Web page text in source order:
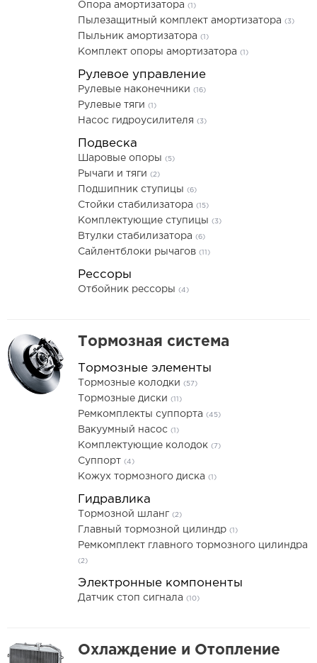
Опора амортизатора (1)
Пылезащитный комплект амортизатора (3)
Пыльник амортизатора (1)
Комплект опоры амортизатора (1)
Рулевое управление
Рулевые наконечники (16)
Рулевые тяги (1)
Насос гидроусилителя (3)
Подвеска
Шаровые опоры (5)
Рычаги и тяги (2)
Подшипник ступицы (6)
Стойки стабилизатора (15)
Комплектующие ступицы (3)
Втулки стабилизатора (6)
Сайлентблоки рычагов (11)
Рессоры
Отбойник рессоры (4)
Тормозная система
Тормозные элементы
Тормозные колодки (57)
Тормозные диски (11)
Ремкомплекты суппорта (45)
Вакуумный насос (1)
Комплектующие колодок (7)
Суппорт (4)
Кожух тормозного диска (1)
Гидравлика
Тормозной шланг (2)
Главный тормозной цилиндр (1)
Ремкомплект главного тормозного цилиндра
(2)
Электронные компоненты
Датчик стоп сигнала (10)
Охлаждение и Отопление